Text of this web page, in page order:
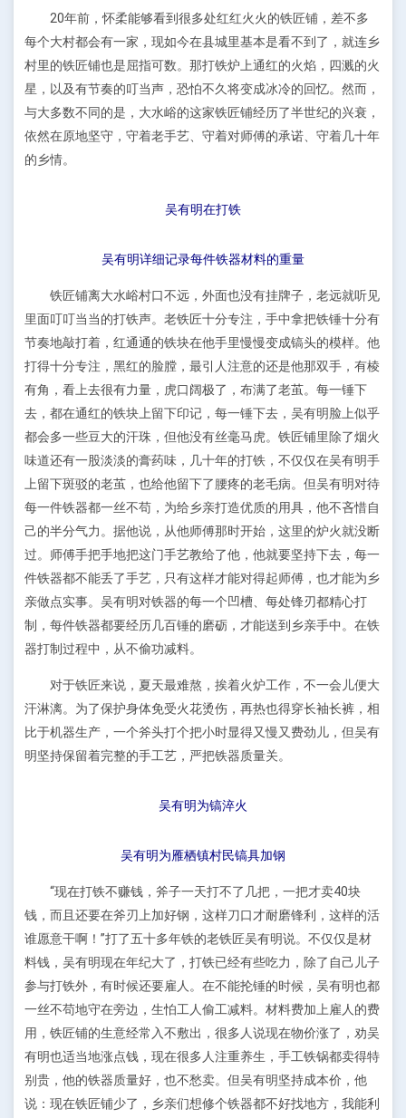
20年前，怀柔能够看到很多处红红火火的铁匠铺，差不多
每个大村都会有一家，现如今在县城里基本是看不到了，就连乡
村里的铁匠铺也是屈指可数。那打铁炉上通红的火焰，四溅的火
星，以及有节奏的叮当声，恐怕不久将变成冰冷的回忆。然而，
与大多数不同的是，大水峪的这家铁匠铺经历了半世纪的兴衰，
依然在原地坚守，守着老手艺、守着对师傅的承诺、守着几十年
的乡情。
吴有明在打铁
吴有明详细记录每件铁器材料的重量
铁匠铺离大水峪村口不远，外面也没有挂牌子，老远就听见
里面叮叮当当的打铁声。老铁匠十分专注，手中拿把铁锤十分有
节奏地敲打着，红通通的铁块在他手里慢慢变成镐头的模样。他
打得十分专注，黑红的脸膛，最引人注意的还是他那双手，有棱
有角，看上去很有力量，虎口阔极了，布满了老茧。每一锤下
去，都在通红的铁块上留下印记，每一锤下去，吴有明脸上似乎
都会多一些豆大的汗珠，但他没有丝毫马虎。铁匠铺里除了烟火
味道还有一股淡淡的膏药味，几十年的打铁，不仅仅在吴有明手
上留下斑驳的老茧，也给他留下了腰疼的老毛病。但吴有明对待
每一件铁器都一丝不苟，为给乡亲打造优质的用具，他不吝惜自
己的半分气力。据他说，从他师傅那时开始，这里的炉火就没断
过。师傅手把手地把这门手艺教给了他，他就要坚持下去，每一
件铁器都不能丢了手艺，只有这样才能对得起师傅，也才能为乡
亲做点实事。吴有明对铁器的每一个凹槽、每处锋刃都精心打
制，每件铁器都要经历几百锤的磨砺，才能送到乡亲手中。在铁
器打制过程中，从不偷功减料。
对于铁匠来说，夏天最难熬，挨着火炉工作，不一会儿便大
汗淋漓。为了保护身体免受火花烫伤，再热也得穿长袖长裤，相
比于机器生产，一个斧头打个把小时显得又慢又费劲儿，但吴有
明坚持保留着完整的手工艺，严把铁器质量关。
吴有明为镐淬火
吴有明为雁栖镇村民镐具加钢
“现在打铁不赚钱，斧子一天打不了几把，一把才卖40块
钱，而且还要在斧刃上加好钢，这样刀口才耐磨锋利，这样的活
谁愿意干啊！”打了五十多年铁的老铁匠吴有明说。不仅仅是材
料钱，吴有明现在年纪大了，打铁已经有些吃力，除了自己儿子
参与打铁外，有时候还要雇人。在不能抡锤的时候，吴有明也都
一丝不苟地守在旁边，生怕工人偷工减料。材料费加上雇人的费
用，铁匠铺的生意经常入不敷出，很多人说现在物价涨了，劝吴
有明也适当地涨点钱，现在很多人注重养生，手工铁锅都卖得特
别贵，他的铁器质量好，也不愁卖。但吴有明坚持成本价，他
说：现在铁匠铺少了，乡亲们想修个铁器都不好找地方，我能利